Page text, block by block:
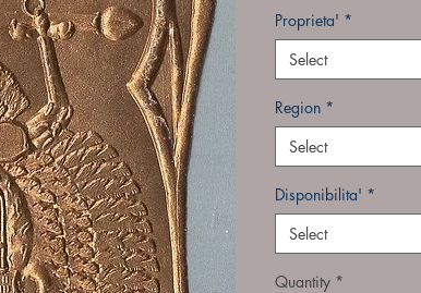
Proprieta' *
Select
Region *
Select
Disponibilita' *
Select
Quantity *